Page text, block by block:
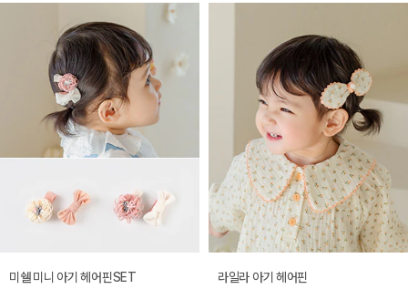
미쉘 미니 아기 헤어핀SET 라일라 아기 헤어핀